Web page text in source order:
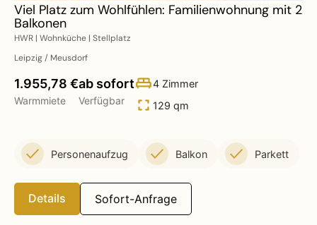
Viel Platz zum Wohlfühlen: Familienwohnung mit 2
Balkonen
HWR | Wohnküche | Stellplatz
Leipzig / Meusdorf
1.955,78 €
Warmmiete
ab sofort
Verfügbar
4 Zimmer
129 qm
Personenaufzug Balkon Parkett
Details Sofort-Anfrage